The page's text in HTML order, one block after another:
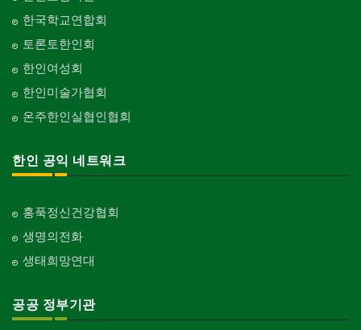
한국학교연합회
토론토한인회
한인여성회
한인미술가협회
온주한인실협인협회
한인 공익 네트워크
홍푹정신건강협회
생명의전화
생태희망연대
공공 정부기관